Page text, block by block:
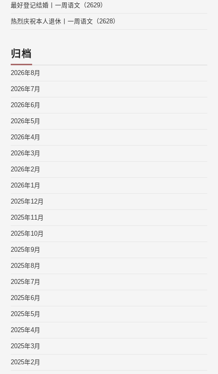
最好登记结婚丨一周语文（2629）
热烈庆祝本人退休丨一周语文（2628）
归档
2026年8月
2026年7月
2026年6月
2026年5月
2026年4月
2026年3月
2026年2月
2026年1月
2025年12月
2025年11月
2025年10月
2025年9月
2025年8月
2025年7月
2025年6月
2025年5月
2025年4月
2025年3月
2025年2月